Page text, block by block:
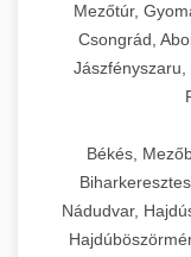
Mezőtúr,
Csongrád,
Jászfényszaru,
Békés,
Nádudvar,